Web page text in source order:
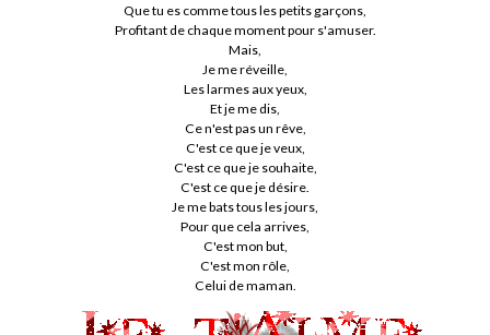
Que tu es comme tous les petits garçons,
Profitant de chaque moment pour s'amuser.
Mais,
Je me réveille,
Les larmes aux yeux,
Et je me dis,
Ce n'est pas un rêve,
C'est ce que je veux,
C'est ce que je souhaite,
C'est ce que je désire.
Je me bats tous les jours,
Pour que cela arrives,
C'est mon but,
C'est mon rôle,
Celui de maman.